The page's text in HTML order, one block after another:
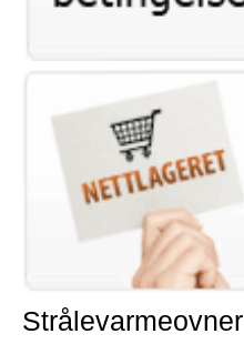
Strålevarmeovner